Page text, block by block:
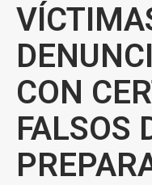
CON
FALSOS